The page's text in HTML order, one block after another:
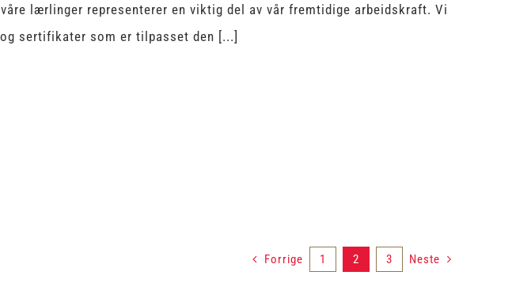
lærlinger representerer en viktig del av vår fremtidige arbeidskraft. Vi
sertifikater som er tilpasset den [...]
Forrige 1 2 3 Neste